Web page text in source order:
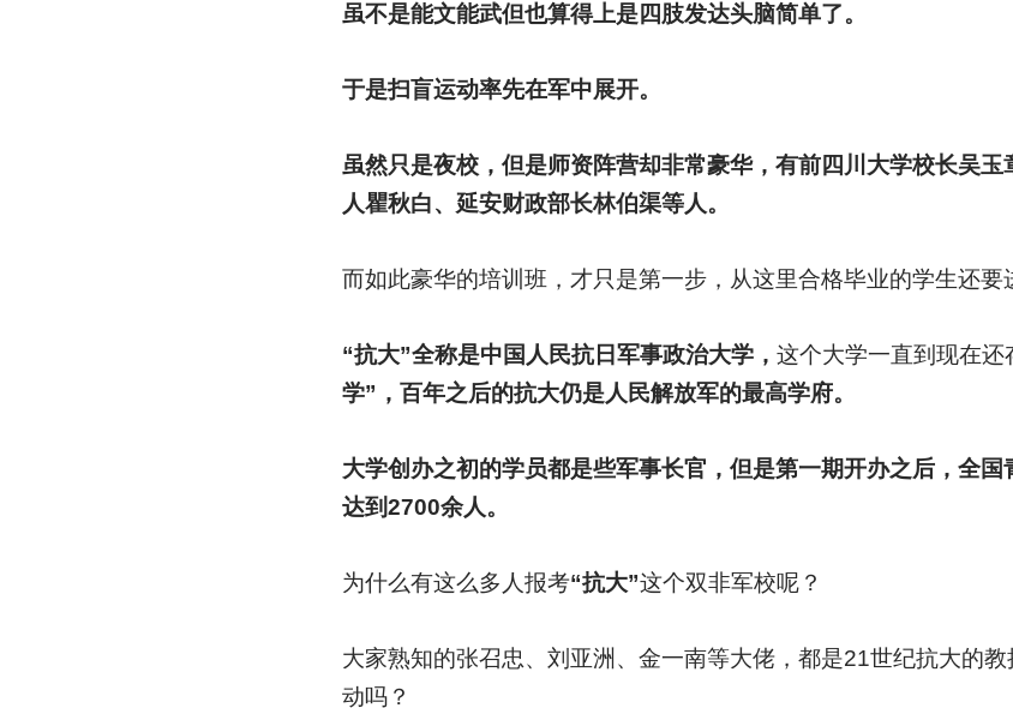
虽不是能文能武但也算得上是四肢发达头脑简单了。
于是扫盲运动率先在军中展开。
虽然只是夜校，但是师资阵营却非常豪华，有前四川大学校长吴
人瞿秋白、延安财政部长林伯渠等人。
而如此豪华的培训班，才只是第一步，从这里合格毕业的学生还要
“抗大”全称是中国人民抗日军事政治大学， 这个大学一直到现在还
学”，百年之后的抗大仍是人民解放军的最高学府。
大学创办之初的学员都是些军事长官，但是第一期开办之后，全
达到2700余人。
为什么有这么多人报考“抗大”这个双非军校呢？
大家熟知的张召忠、刘亚洲、金一南等大佬，都是21世纪抗大的
动吗？